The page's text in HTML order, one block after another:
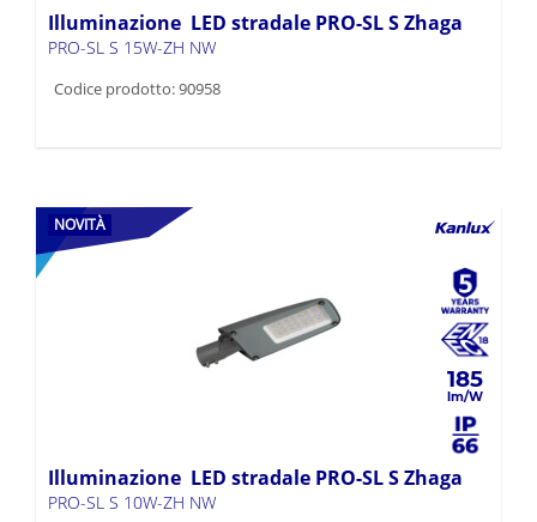
Illuminazione LED stradale PRO-SL S Zhaga
PRO-SL S 15W-ZH NW
Codice prodotto: 90958
NOVITÀ
185
Illuminazione LED stradale PRO-SL S Zhaga
PRO-SL S 10W-ZH NW